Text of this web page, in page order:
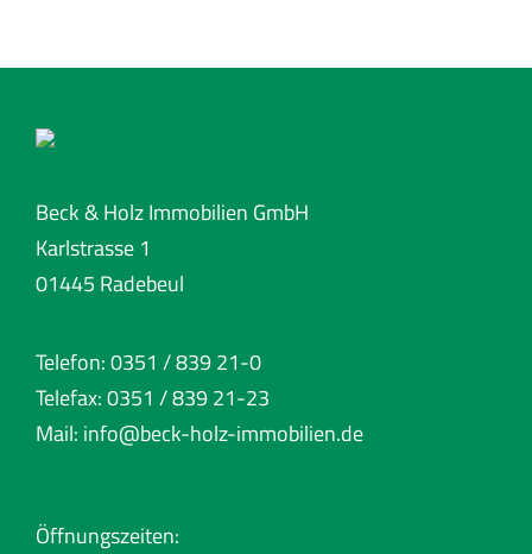
Beck & Holz Immobilien GmbH
Karlstrasse 1
01445 Radebeul
Telefon: 0351 / 839 21-0
Telefax: 0351 / 839 21-23
Mail: info@beck-holz-immobilien.de
Öffnungszeiten: